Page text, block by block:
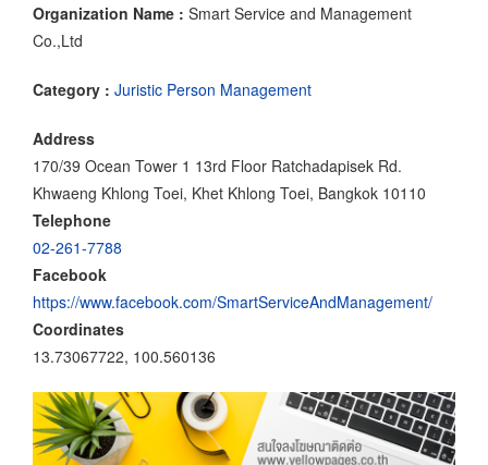
Organization Name : Smart Service and Management
Co.,Ltd
Category : Juristic Person Management
Address
170/39 Ocean Tower 1 13rd Floor Ratchadapisek Rd.
Khwaeng Khlong Toei, Khet Khlong Toei, Bangkok 10110
Telephone
02-261-7788
Facebook
https://www.facebook.com/SmartServiceAndManagement/
Coordinates
13.73067722, 100.560136